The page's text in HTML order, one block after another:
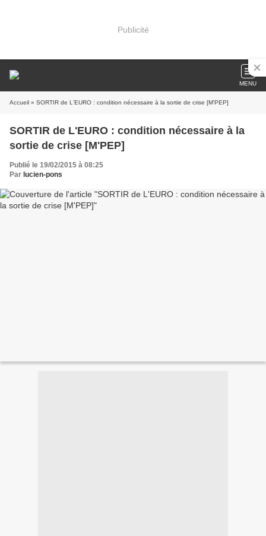
Publicité
MENU
Accueil » SORTIR de L'EURO : condition nécessaire à la sortie de crise [M'PEP]
SORTIR de L'EURO : condition nécessaire à la
sortie de crise [M'PEP]
Publié le 19/02/2015 à 08:25
Par lucien-pons